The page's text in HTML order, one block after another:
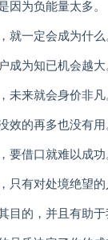
因为负能量太多。
就一定会成为什么
成为知已机会越大
未来就会身价非凡
效的再多也没有用
要借口就难以成功
只有对处境绝望的
目的，并且有助于